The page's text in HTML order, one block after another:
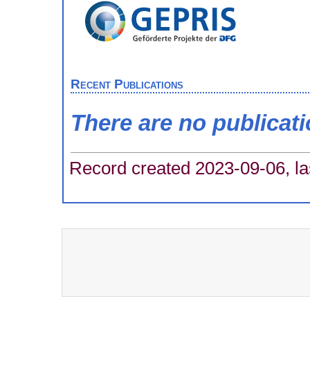
Recent Publications
There are no
Record created 2023-09-06,